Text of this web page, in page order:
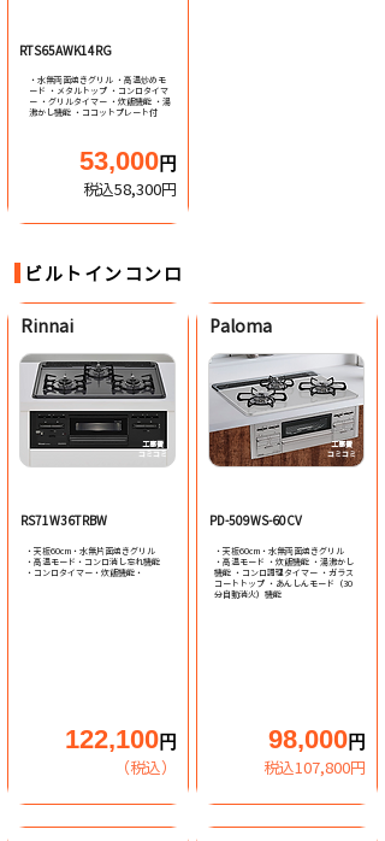
RTS65AWK14RG
・水無両面焼きグリル ・高温炒めモ
ード ・メタルトップ ・コンロタイマ
ー ・グリルタイマー ・炊飯機能 ・湯
沸かし機能 ・ココットプレート付
53,000円
税込58,300円
ビルトインコンロ
Rinnai
工事費
​コミコミ
RS71W36TRBW
・天板60cm・水無片面焼きグリル
・高温モード・コンロ消し忘れ機能
​・コンロタイマー・炊飯機能・
122,100円
（税込）
​Paloma
工事費
​コミコミ
PD-509WS-60CV
・天板60cm・水無両面焼きグリル
・高温モード ・炊飯機能 ・湯沸かし
機能 ・コンロ調理タイマー ・​ガラス
コートトップ ・あんしんモード（30
分自動消火）機能
98,000円
税込107,800円